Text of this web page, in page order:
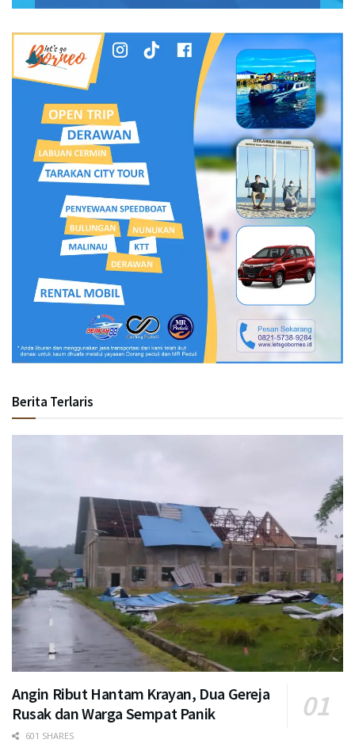
Berita Terlaris
Angin Ribut Hantam Krayan, Dua Gereja
Rusak dan Warga Sempat Panik
601 SHARES